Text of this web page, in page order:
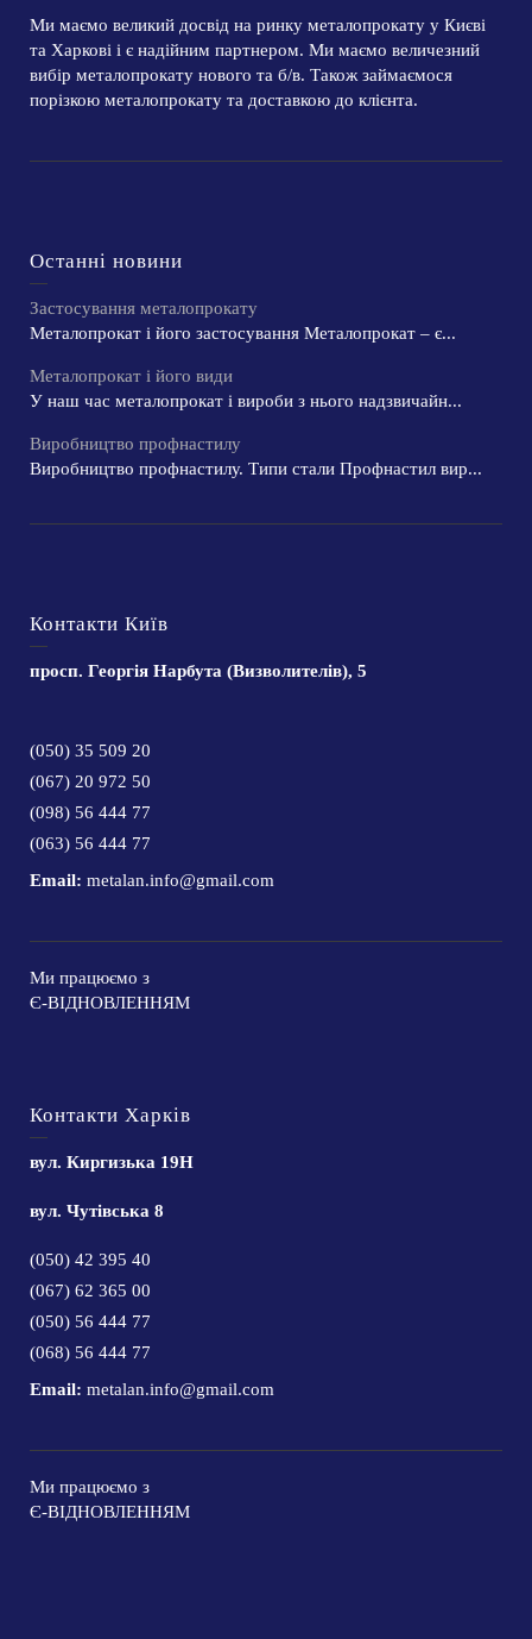
Ми маємо великий досвід на ринку металопрокату у Києві
та Харкові і є надійним партнером. Ми маємо величезний
вибір металопрокату нового та б/в. Також займаємося
порізкою металопрокату та доставкою до клієнта.
Останні новини
Застосування металопрокату
Металопрокат і його застосування Металопрокат – є...
Металопрокат і його види
У наш час металопрокат і вироби з нього надзвичайн...
Виробництво профнастилу
Виробництво профнастилу. Типи стали Профнастил вир...
Контакти Київ
просп. Георгія Нарбута (Визволителів), 5
(050) 35 509 20
(067) 20 972 50
(098) 56 444 77
(063) 56 444 77
Email: metalan.info@gmail.com
Ми працюємо з
Є-ВІДНОВЛЕННЯМ
Контакти Харків
вул. Киргизька 19Н
вул. Чутівська 8
(050) 42 395 40
(067) 62 365 00
(050) 56 444 77
(068) 56 444 77
Email: metalan.info@gmail.com
Ми працюємо з
Є-ВІДНОВЛЕННЯМ